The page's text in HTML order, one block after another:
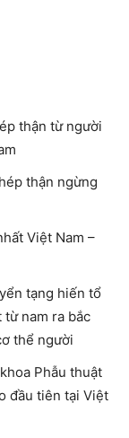
thận từ người
thận ngừng
Việt Nam –
tạng hiến tổ
​​nam ra bắc
thể người
Phẫu thuật
đầu tiên tại Việt